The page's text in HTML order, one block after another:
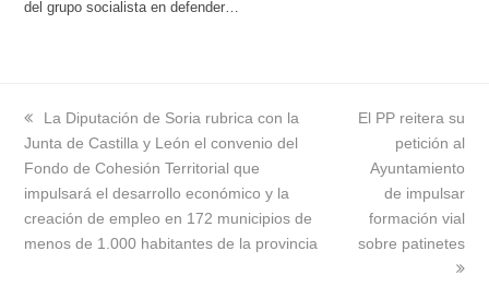
del grupo socialista en defender…
previous
post:
La Diputación de Soria rubrica con la
Junta de Castilla y León el convenio del
Fondo de Cohesión Territorial que
impulsará el desarrollo económico y la
creación de empleo en 172 municipios de
menos de 1.000 habitantes de la provincia
next
El PP reitera su
petición al
Ayuntamiento
de impulsar
formación vial
sobre patinetes